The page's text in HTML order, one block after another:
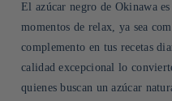
El azúcar negro de Okinawa
momentos de relax, ya sea
complemento en tus recetas
calidad excepcional lo
quienes buscan un azúcar